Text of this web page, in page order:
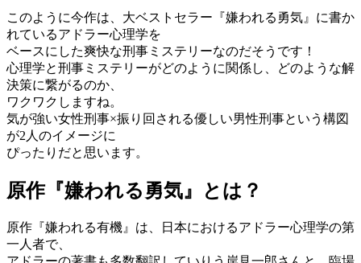
このように今作は、大ベストセラー『嫌われる勇気』に書か
れているアドラー心理学を
ベースにした爽快な刑事ミステリーなのだそうです！
心理学と刑事ミステリーがどのように関係し、どのような解
決策に繋がるのか、
ワクワクしますね。
気が強い女性刑事×振り回される優しい男性刑事という構図
が2人のイメージに
ぴったりだと思います。
原作『嫌われる勇気』とは？
原作『嫌われる有機』は、日本におけるアドラー心理学の第
一人者で、